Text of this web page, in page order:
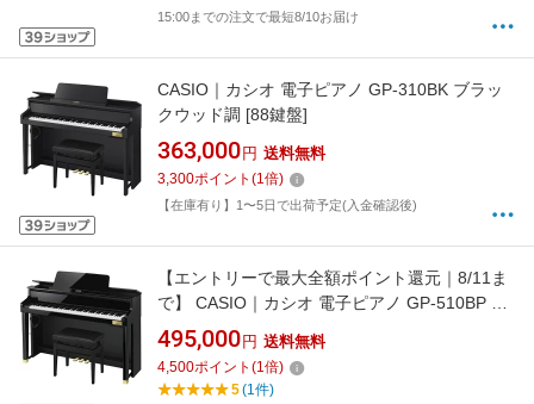
15:00までの注文で最短8/10お届け
CASIO｜カシオ 電子ピアノ GP-310BK ブラッ
クウッド調 [88鍵盤]
363,000 円 送料無料
3,300ポイント (1倍)
【在庫有り】1〜5日で出荷予定(入金確認後)
【エントリーで最大全額ポイント還元｜8/11ま
で】 CASIO｜カシオ 電子ピアノ GP-510BP ブ
ラック [88鍵盤]
495,000 円 送料無料
4,500ポイント (1倍)
5(1件)